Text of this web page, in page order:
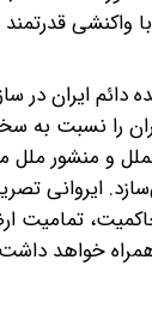
واکنشی
دائم ایران
نسبت به
ایروانی
همراه خواهد